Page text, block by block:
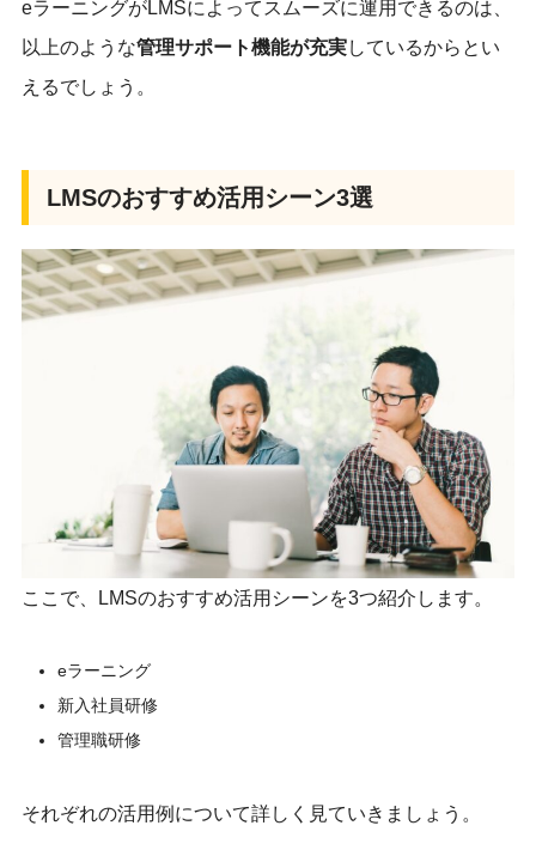
eラーニングがLMSによってスムーズに運用できるのは、
以上のような管理サポート機能が充実しているからとい
えるでしょう。
LMSのおすすめ活用シーン3選
ここで、LMSのおすすめ活用シーンを3つ紹介します。
eラーニング
新入社員研修
管理職研修
それぞれの活用例について詳しく見ていきましょう。